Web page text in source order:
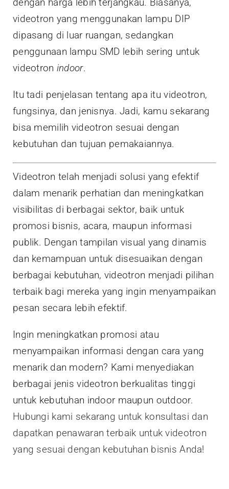
dengan harga lebih terjangkau. Biasanya,
videotron yang menggunakan lampu DIP
dipasang di luar ruangan, sedangkan
penggunaan lampu SMD lebih sering untuk
videotron indoor.
Itu tadi penjelasan tentang apa itu videotron,
fungsinya, dan jenisnya. Jadi, kamu sekarang
bisa memilih videotron sesuai dengan
kebutuhan dan tujuan pemakaiannya.
Videotron telah menjadi solusi yang efektif
dalam menarik perhatian dan meningkatkan
visibilitas di berbagai sektor, baik untuk
promosi bisnis, acara, maupun informasi
publik. Dengan tampilan visual yang dinamis
dan kemampuan untuk disesuaikan dengan
berbagai kebutuhan, videotron menjadi pilihan
terbaik bagi mereka yang ingin menyampaikan
pesan secara lebih efektif.
Ingin meningkatkan promosi atau
menyampaikan informasi dengan cara yang
menarik dan modern? Kami menyediakan
berbagai jenis videotron berkualitas tinggi
untuk kebutuhan indoor maupun outdoor.
Hubungi kami sekarang untuk konsultasi dan
dapatkan penawaran terbaik untuk videotron
yang sesuai dengan kebutuhan bisnis Anda!